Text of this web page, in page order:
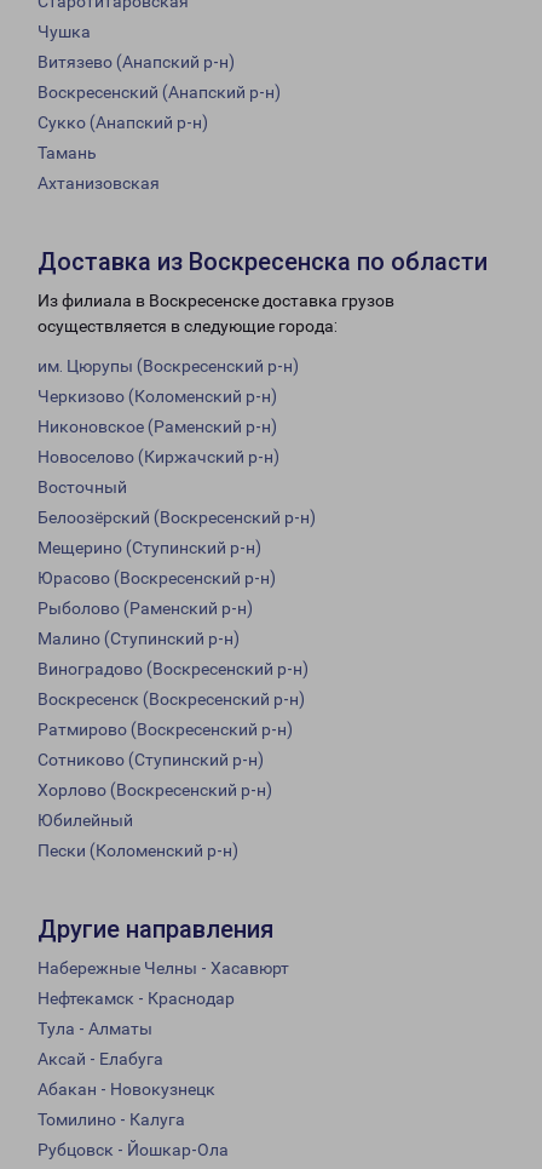
Чушка
Витязево (Анапский р-н)
Воскресенский (Анапский р-н)
Сукко (Анапский р-н)
Тамань
Ахтанизовская
Доставка из Воскресенска по области
Из филиала в Воскресенске доставка грузов
осуществляется в следующие города:
им. Цюрупы (Воскресенский р-н)
Черкизово (Коломенский р-н)
Никоновское (Раменский р-н)
Новоселово (Киржачский р-н)
Восточный
Белоозёрский (Воскресенский р-н)
Мещерино (Ступинский р-н)
Юрасово (Воскресенский р-н)
Рыболово (Раменский р-н)
Малино (Ступинский р-н)
Виноградово (Воскресенский р-н)
Воскресенск (Воскресенский р-н)
Ратмирово (Воскресенский р-н)
Сотниково (Ступинский р-н)
Хорлово (Воскресенский р-н)
Юбилейный
Пески (Коломенский р-н)
Другие направления
Набережные Челны - Хасавюрт
Нефтекамск - Краснодар
Тула - Алматы
Аксай - Елабуга
Абакан - Новокузнецк
Томилино - Калуга
Рубцовск - Йошкар-Ола